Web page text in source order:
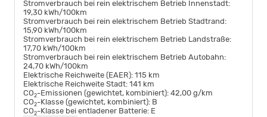
Stromverbrauch bei rein elektrischem Betrieb Innenstadt:
19,30 kWh/100km
Stromverbrauch bei rein elektrischem Betrieb Stadtrand:
15,90 kWh/100km
Stromverbrauch bei rein elektrischem Betrieb Landstraße:
17,70 kWh/100km
Stromverbrauch bei rein elektrischem Betrieb Autobahn:
24,70 kWh/100km
Elektrische Reichweite (EAER): 115 km
Elektrische Reichweite Stadt: 141 km
CO2-Emissionen (gewichtet, kombiniert): 42,00 g/km
CO2-Klasse (gewichtet, kombiniert): B
CO2-Klasse bei entladener Batterie: E